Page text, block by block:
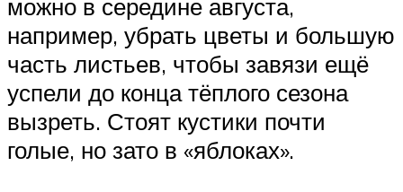
можно в середине августа,
например, убрать цветы и большую
часть листьев, чтобы завязи ещё
успели до конца тёплого сезона
вызреть. Стоят кустики почти
голые, но зато в «яблоках».